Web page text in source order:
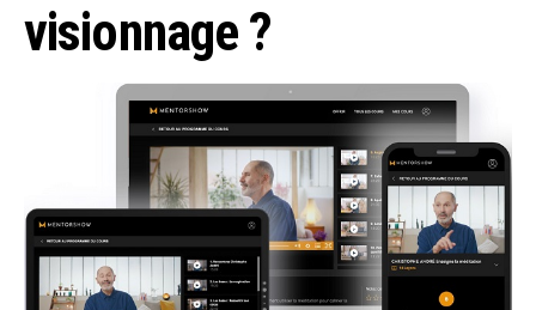
visionnage ?